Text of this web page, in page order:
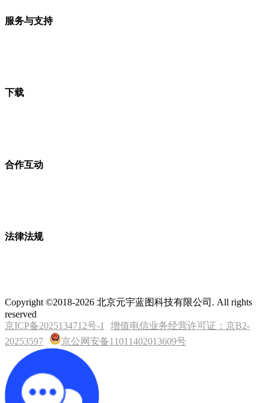
服务与支持
下载
合作互动
法律法规
Copyright ©2018-2026 北京元宇蓝图科技有限公司. All rights
reserved
京ICP备2025134712号-1
增值电信业务经营许可证：京B2-
20253597
京公网安备11011402013609号